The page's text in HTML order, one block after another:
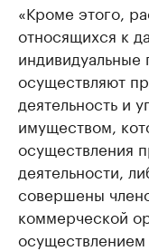
«Кроме этого,
относящихся к
осуществляют
деятельность и
имуществом,
осуществления
деятельности,
совершены
коммерческой